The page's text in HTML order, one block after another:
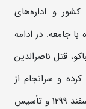
و اداره‌های
جامعه. در ادامه
قتل ناصرالدین
و سرانجام از
انتخاب صاحب مضبان سوئدی، کودتای سوم اسفند 1299 و تاًسیس